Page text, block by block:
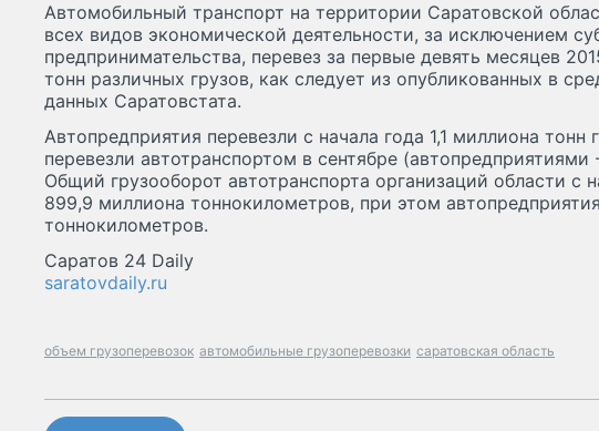
Автомобильный транспорт на территории Саратовской
всех видов экономической деятельности, за исключением
предпринимательства, перевез за первые девять месяцев
тонн различных грузов, как следует из опубликованных в
данных Саратовстата.
Автопредприятия перевезли с начала года 1,1 миллиона тонн
перевезли автотранспортом в сентябре (автопредприятиями
Общий грузооборот автотранспорта организаций области с
899,9 миллиона тоннокилометров, при этом
тоннокилометров.
Саратов 24 Daily
saratovdaily.ru
объем грузоперевозок автомобильные грузоперевозки саратовская область